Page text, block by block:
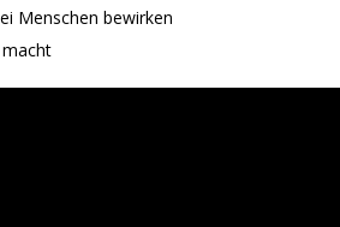
Menschen bewirken
macht